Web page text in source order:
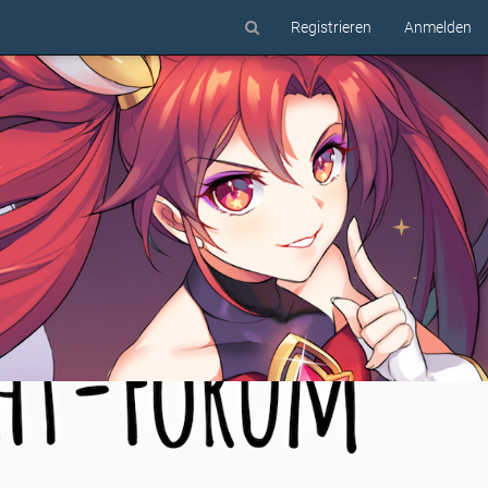
Registrieren Anmelden